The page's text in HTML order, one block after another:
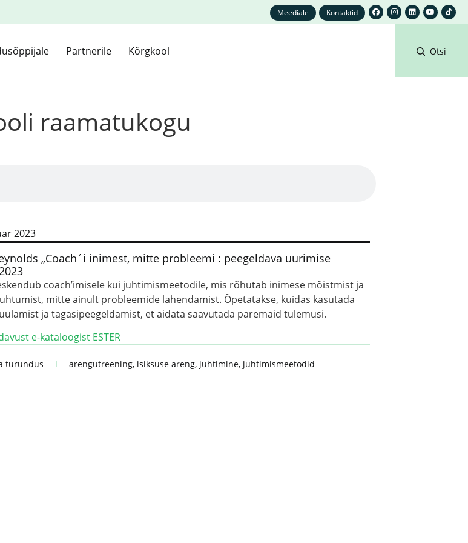
Meediale Kontaktid
Partnerile Kõrgkool Otsi
raamatukogu
2023
„Coach´i inimest, mitte probleemi : peegeldava uurimise
coach’imisele kui juhtimismeetodile, mis rõhutab inimese mõistmist ja
mitte ainult probleemide lahendamist. Õpetatakse, kuidas kasutada
ja tagasipeegeldamist, et aidata saavutada paremaid tulemusi.
e-kataloogist ESTER
turundus arengutreening, isiksuse areng, juhtimine, juhtimismeetodid